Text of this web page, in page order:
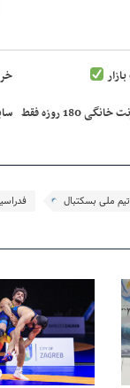
خرید 4
فرصت محدود!! 3000گیگ اینترنت خانگی 180 روزه فقط
تیم ملی بسکتبال